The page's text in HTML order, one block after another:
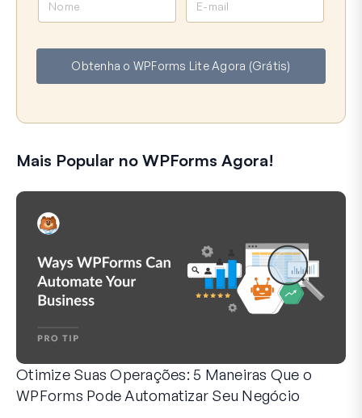
e
a
l
Obtenha o WPForms Lite Agora (Grátis)
Mais Popular no WPForms Agora!
Otimize Suas Operações: 5 Maneiras Que o
WPForms Pode Automatizar Seu Negócio